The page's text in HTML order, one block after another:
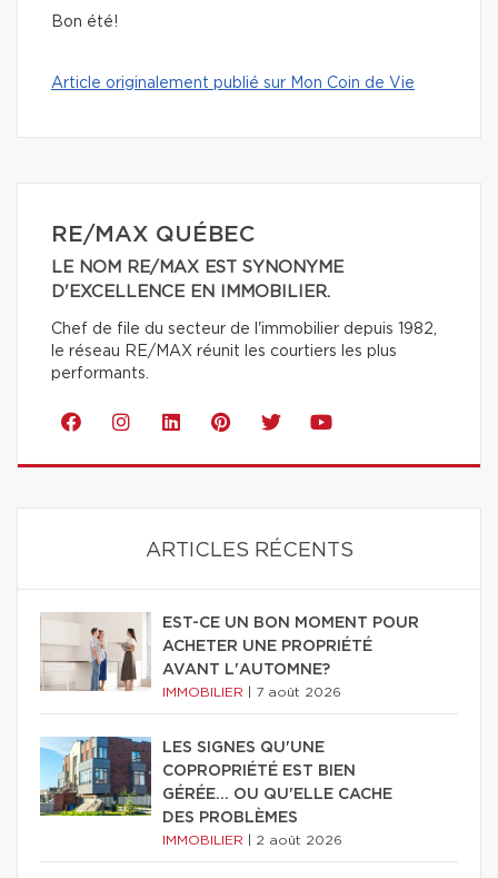
Bon été!
Article originalement publié sur Mon Coin de Vie
RE/MAX QUÉBEC
LE NOM RE/MAX EST SYNONYME
D'EXCELLENCE EN IMMOBILIER.
Chef de file du secteur de l'immobilier depuis 1982,
le réseau RE/MAX réunit les courtiers les plus
performants.
ARTICLES RÉCENTS
EST-CE UN BON MOMENT POUR
ACHETER UNE PROPRIÉTÉ
AVANT L'AUTOMNE?
IMMOBILIER 7 août 2026
LES SIGNES QU'UNE
COPROPRIÉTÉ EST BIEN
GÉRÉE… OU QU'ELLE CACHE
DES PROBLÈMES
IMMOBILIER 2 août 2026